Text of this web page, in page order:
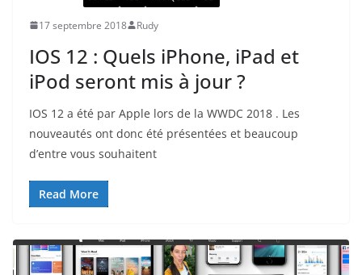
17 septembre 2018 Rudy
IOS 12 : Quels iPhone, iPad et
iPod seront mis à jour ?
IOS 12 a été par Apple lors de la WWDC 2018 . Les
nouveautés ont donc été présentées et beaucoup
d’entre vous souhaitent
Read More